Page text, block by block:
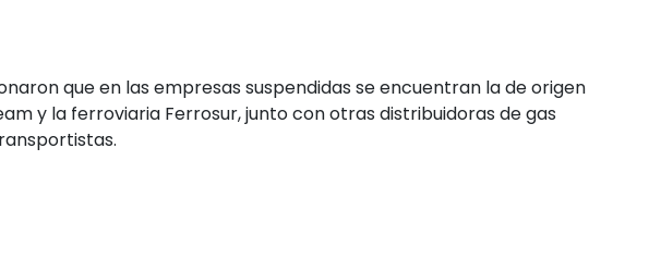
que en las empresas suspendidas se encuentran la de origen
y la ferroviaria Ferrosur, junto con otras distribuidoras de gas